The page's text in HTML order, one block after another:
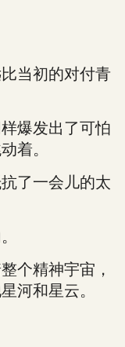
当初的对付青
爆发出了可怕
着。
了一会儿的太
个精神宇宙，
河和星云。